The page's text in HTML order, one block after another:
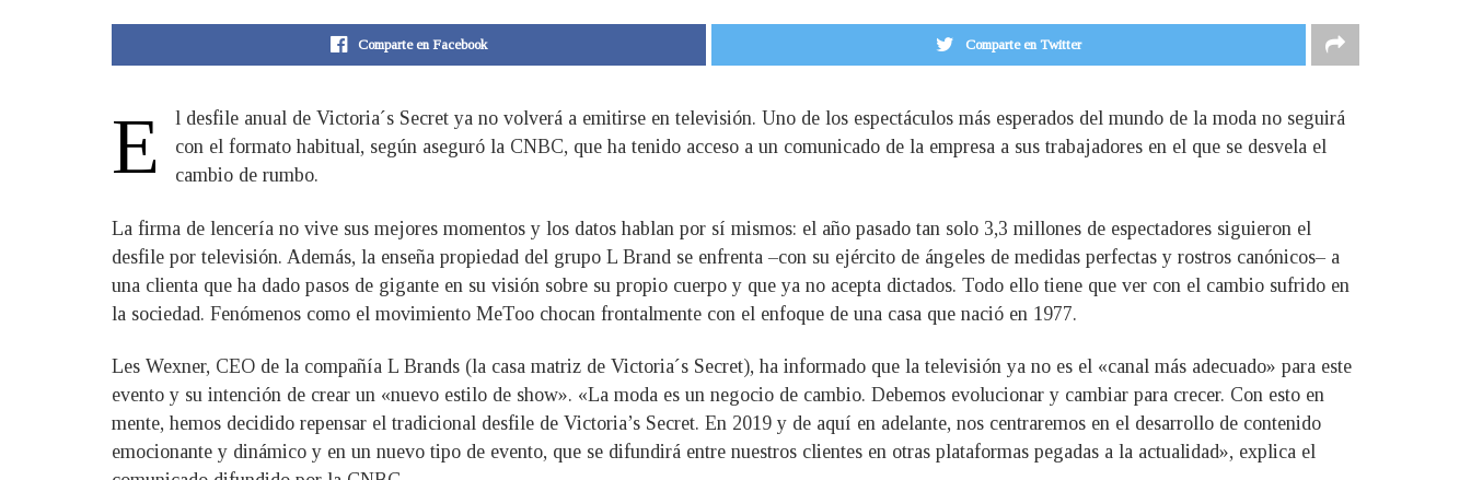
Comparte en Facebook Comparte en Twitter
E
l desfile anual de Victoria´s Secret ya no volverá a emitirse en televisión. Uno de los espectáculos más esperados del mundo de la moda no seguirá
con el formato habitual, según aseguró la CNBC, que ha tenido acceso a un comunicado de la empresa a sus trabajadores en el que se desvela el
cambio de rumbo.
La firma de lencería no vive sus mejores momentos y los datos hablan por sí mismos: el año pasado tan solo 3,3 millones de espectadores siguieron el
desfile por televisión. Además, la enseña propiedad del grupo L Brand se enfrenta –con su ejército de ángeles de medidas perfectas y rostros canónicos– a
una clienta que ha dado pasos de gigante en su visión sobre su propio cuerpo y que ya no acepta dictados. Todo ello tiene que ver con el cambio sufrido en
la sociedad. Fenómenos como el movimiento MeToo chocan frontalmente con el enfoque de una casa que nació en 1977.
Les Wexner, CEO de la compañía L Brands (la casa matriz de Victoria´s Secret), ha informado que la televisión ya no es el «canal más adecuado» para este
evento y su intención de crear un «nuevo estilo de show». «La moda es un negocio de cambio. Debemos evolucionar y cambiar para crecer. Con esto en
mente, hemos decidido repensar el tradicional desfile de Victoria’s Secret. En 2019 y de aquí en adelante, nos centraremos en el desarrollo de contenido
emocionante y dinámico y en un nuevo tipo de evento, que se difundirá entre nuestros clientes en otras plataformas pegadas a la actualidad», explica el